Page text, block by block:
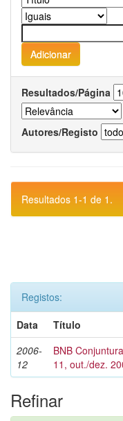
Resultados/Página
Autores/Registo
Resultados 1-1 de 1.
Registos:
Data
Título
2006-
12
BNB
11, out./dez.
Refinar